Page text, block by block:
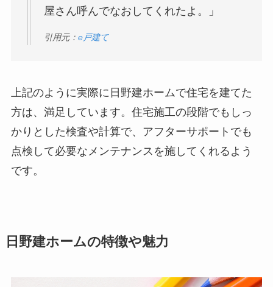
屋さん呼んでなおしてくれたよ。」
引用元： e戸建て
上記のように実際に日野建ホームで住宅を建てた
方は、満足しています。住宅施工の段階でもしっ
かりとした検査や計算で、アフターサポートでも
点検して必要なメンテナンスを施してくれるよう
です。
日野建ホームの特徴や魅力